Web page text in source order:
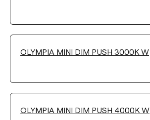
No Dim
Push
OLYMPIA MINI DIM PUSH 3000K W
OLYMPIA MINI DIM PUSH 4000K W